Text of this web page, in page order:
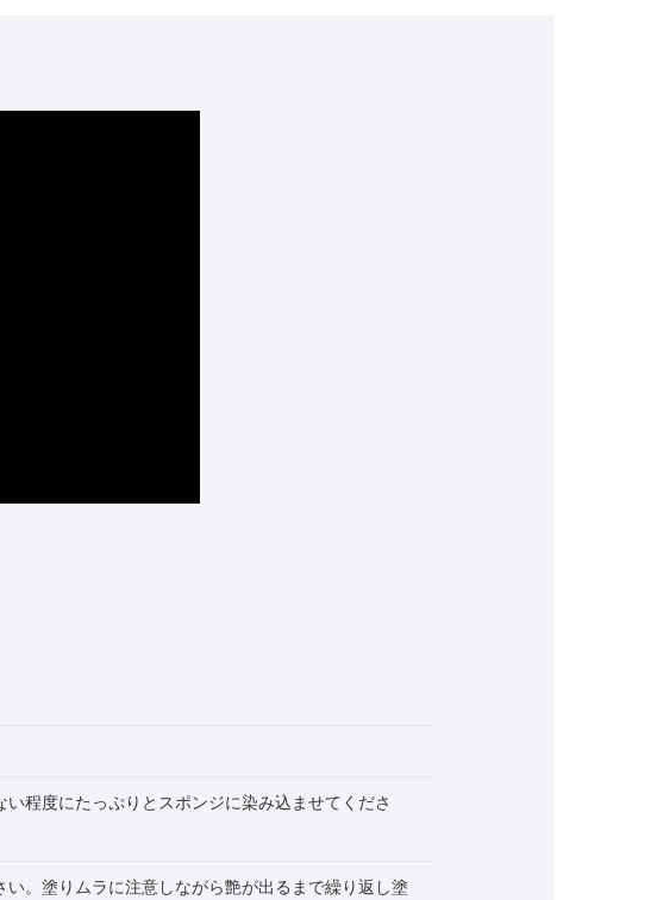
程度にたっぷりとスポンジに染み込ませてくださ
。塗りムラに注意しながら艶が出るまで繰り返し塗